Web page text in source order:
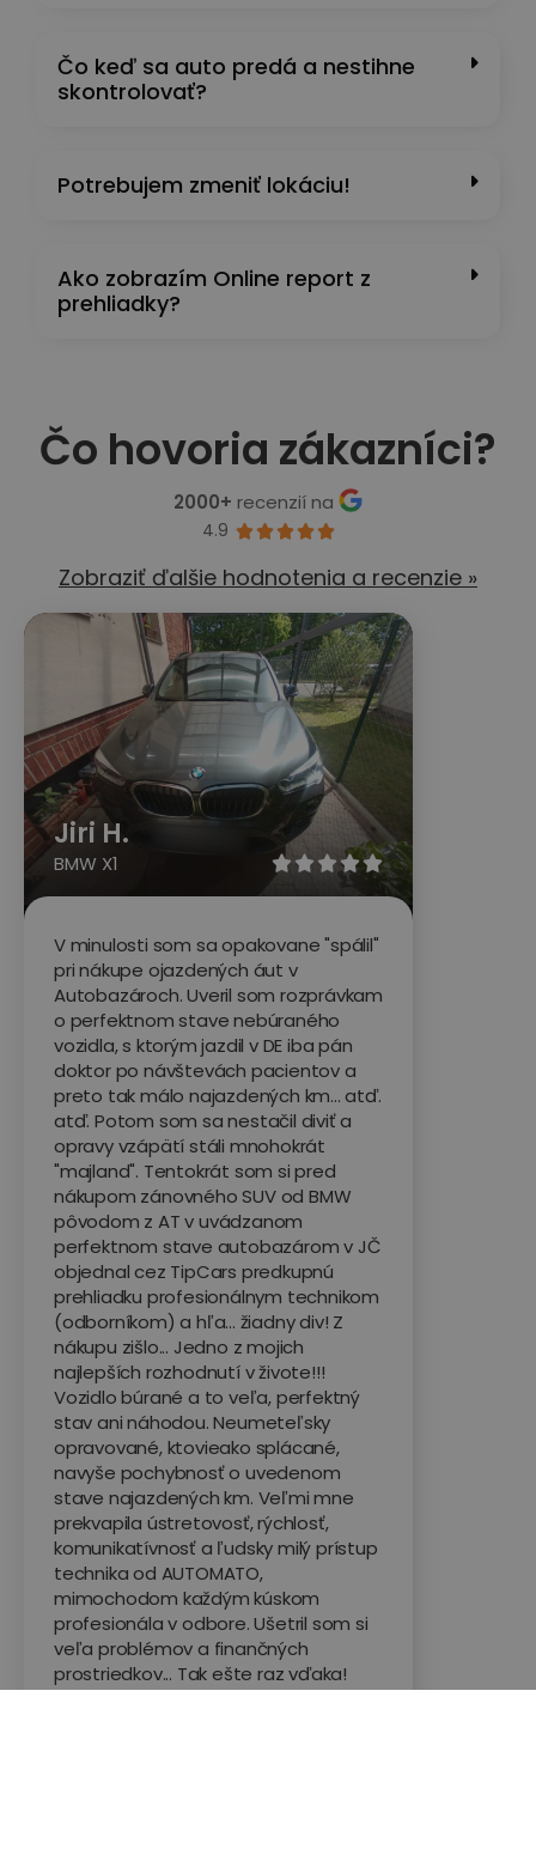
Čo keď sa auto predá a nestihne
skontrolovať?
Potrebujem zmeniť lokáciu!
Ako zobrazím Online report z
prehliadky?
Čo hovoria zákazníci?
2000+ recenzií na
4.9 
Zobraziť ďalšie hodnotenia a recenzie »
  
Jiri H.
BMW X1
V minulosti som sa opakovane "spálil"
pri nákupe ojazdených áut v
Autobazároch. Uveril som rozprávkam
o perfektnom stave nebúraného
vozidla, s ktorým jazdil v DE iba pán
doktor po návštevách pacientov a
preto tak málo najazdených km... atď.
atď. Potom som sa nestačil diviť a
opravy vzápätí stáli mnohokrát
"majland". Tentokrát som si pred
nákupom zánovného SUV od BMW
pôvodom z AT v uvádzanom
perfektnom stave autobazárom v JČ
objednal cez TipCars predkupnú
prehliadku profesionálnym technikom
(odborníkom) a hľa... žiadny div! Z
nákupu zišlo... Jedno z mojich
najlepších rozhodnutí v živote!!!
Vozidlo búrané a to veľa, perfektný
stav ani náhodou. Neumeteľsky
opravované, ktovieako splácané,
navyše pochybnosť o uvedenom
stave najazdených km. Veľmi mne
prekvapila ústretovosť, rýchlosť,
komunikatívnosť a ľudsky milý prístup
technika od AUTOMATO,
mimochodom každým kúskom
profesionála v odbore. Ušetril som si
veľa problémov a finančných
prostriedkov... Tak ešte raz vďaka!